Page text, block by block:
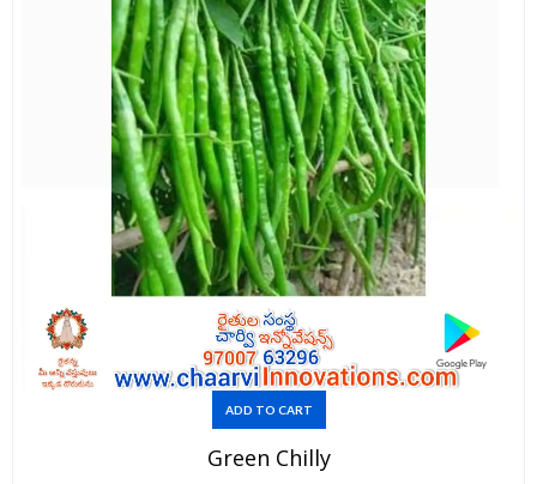
ADD TO CART
Green Chilly